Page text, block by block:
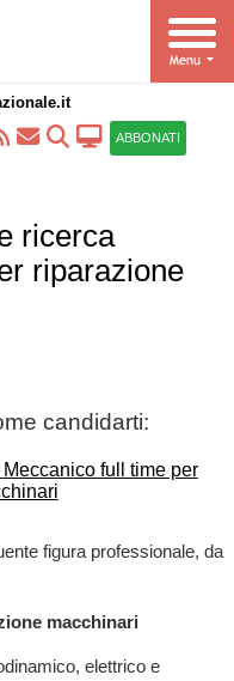
ABBONATI
ricerca
riparazione
candidarti:
figura professionale, da
macchinari
elettrico e